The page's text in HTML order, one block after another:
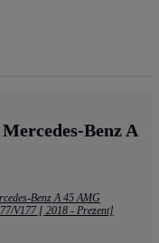
Benz A
Benz A 45 AMG
V177 [ 2018 - Prezent]